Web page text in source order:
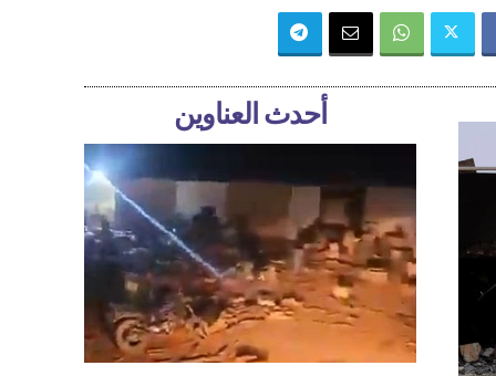
أحدث العناوين